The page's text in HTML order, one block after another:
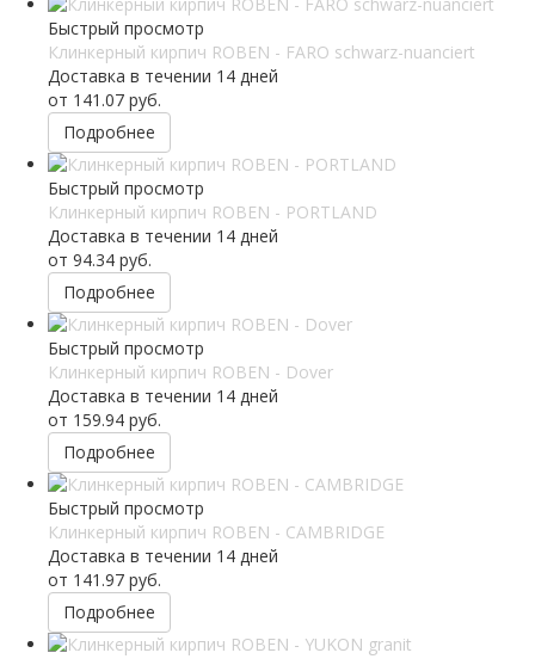
Быстрый просмотр
Клинкерный кирпич ROBEN - FARO schwarz-nuanciert
Доставка в течении 14 дней
от 141.07 руб.
Подробнее
Быстрый просмотр
Клинкерный кирпич ROBEN - PORTLAND
Доставка в течении 14 дней
от 94.34 руб.
Подробнее
Быстрый просмотр
Клинкерный кирпич ROBEN - Dover
Доставка в течении 14 дней
от 159.94 руб.
Подробнее
Быстрый просмотр
Клинкерный кирпич ROBEN - CAMBRIDGE
Доставка в течении 14 дней
от 141.97 руб.
Подробнее